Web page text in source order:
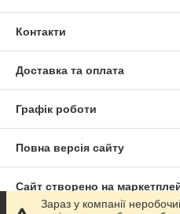
Контакти
Доставка та оплата
Графік роботи
Повна версія сайту
Сайт створено на
Зараз у компанії